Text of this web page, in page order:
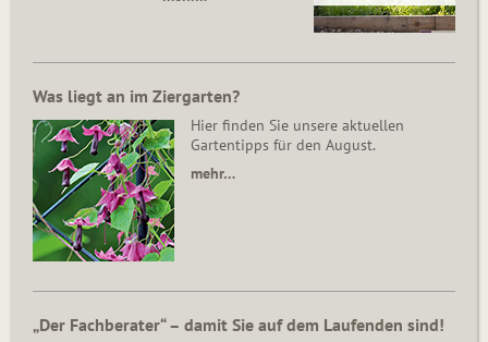
Was liegt an im Ziergarten?
Hier finden Sie unsere aktuellen
Gartentipps für den August.
mehr…
„Der Fachberater“ – damit Sie auf dem Laufenden sind!